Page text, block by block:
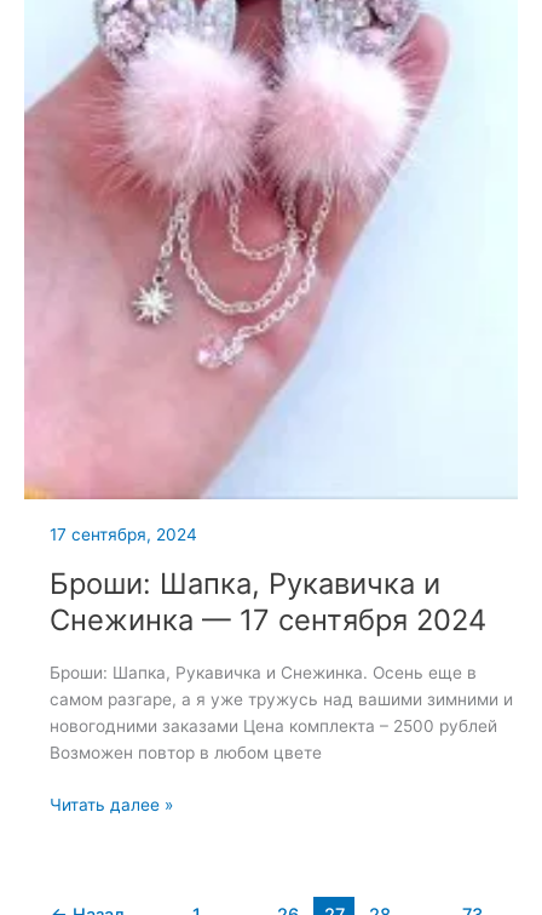
17 сентября, 2024
Броши: Шапка, Рукавичка и
Снежинка — 17 сентября 2024
Броши: Шапка, Рукавичка и Снежинка. Осень еще в
самом разгаре, а я уже тружусь над вашими зимними и
новогодними заказами Цена комплекта – 2500 рублей
Возможен повтор в любом цвете
Броши:
Снежинка
Читать далее »